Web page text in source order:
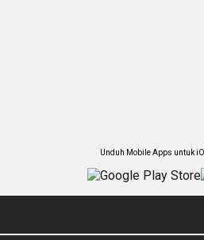
Unduh Mobile Apps untuk